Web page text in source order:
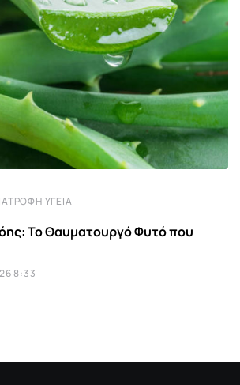
ΥΓΕΊΑ
Το Θαυματουργό Φυτό που
8:33